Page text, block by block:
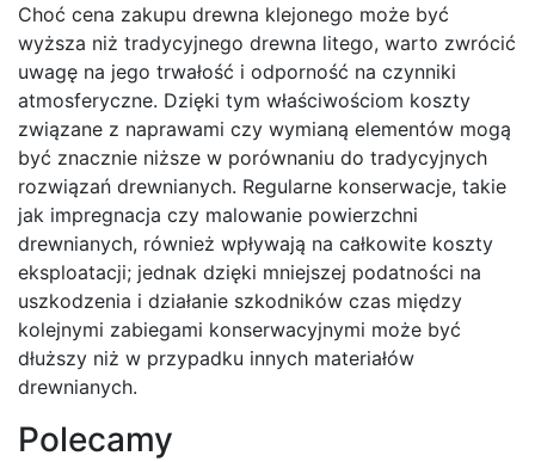
Choć cena zakupu drewna klejonego może być
wyższa niż tradycyjnego drewna litego, warto zwrócić
uwagę na jego trwałość i odporność na czynniki
atmosferyczne. Dzięki tym właściwościom koszty
związane z naprawami czy wymianą elementów mogą
być znacznie niższe w porównaniu do tradycyjnych
rozwiązań drewnianych. Regularne konserwacje, takie
jak impregnacja czy malowanie powierzchni
drewnianych, również wpływają na całkowite koszty
eksploatacji; jednak dzięki mniejszej podatności na
uszkodzenia i działanie szkodników czas między
kolejnymi zabiegami konserwacyjnymi może być
dłuższy niż w przypadku innych materiałów
drewnianych.
Polecamy